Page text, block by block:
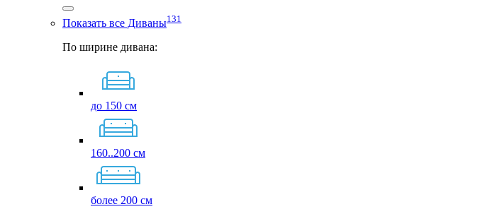
Показать все Диваны131
По ширине дивана:
до 150 см
160..200 см
более 200 см